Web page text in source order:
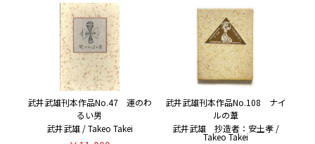
武井武雄刊本作品No.47 運のわ
るい男
武井武雄 / Takeo Takei
武井武雄刊本作品No.108 ナイ
ルの葦
武井武雄 抄造者：安土孝 /
Takeo Takei